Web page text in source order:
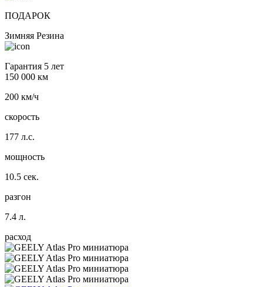
ПОДАРОК
Зимняя Резина
Гарантия 5 лет
150 000 км
200 км/ч
скорость
177 л.с.
мощность
10.5 сек.
разгон
7.4 л.
расход